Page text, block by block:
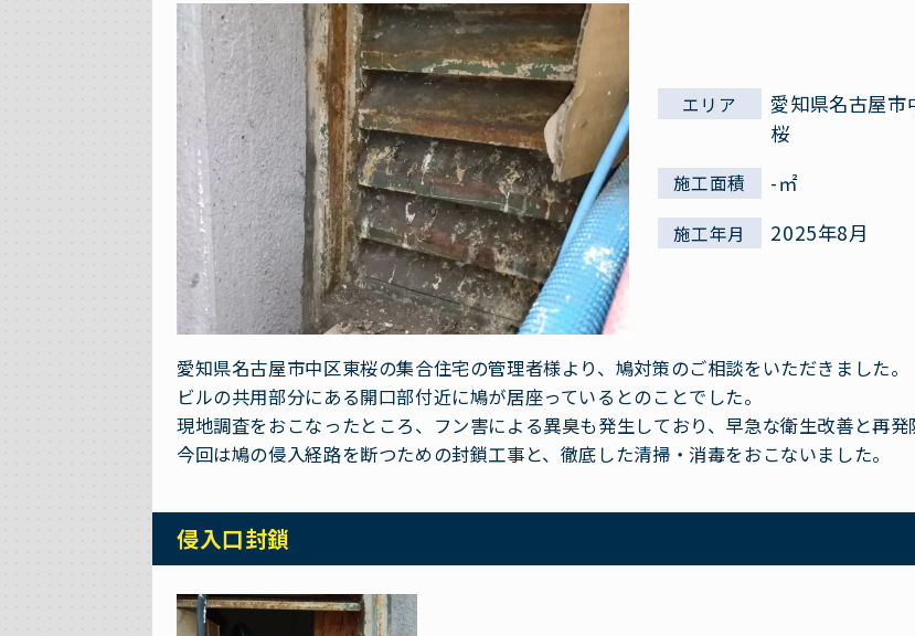
エリア
愛知県名古屋市
桜
施工面積 -㎡
施工年月 2025年8月
愛知県名古屋市中区東桜の集合住宅の管理者様より、鳩対策のご相談をいただきました。
ビルの共用部分にある開口部付近に鳩が居座っているとのことでした。
現地調査をおこなったところ、フン害による異臭も発生しており、早急な衛生改善と再発
今回は鳩の侵入経路を断つための封鎖工事と、徹底した清掃・消毒をおこないました。
侵入口封鎖